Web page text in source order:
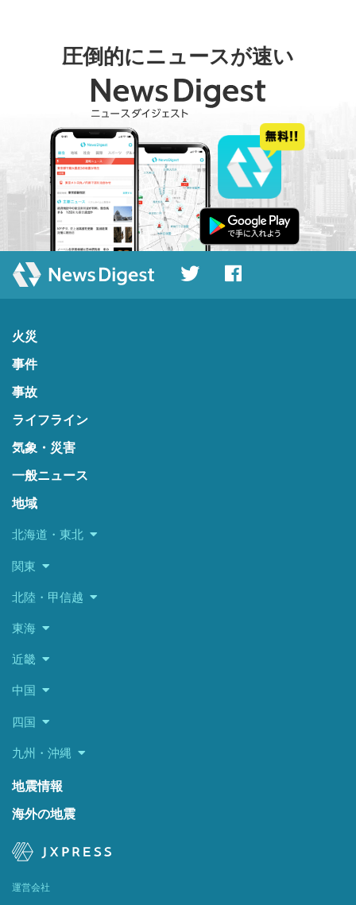
圧倒的にニュースが速い
火災
事件
事故
ライフライン
気象・災害
一般ニュース
地域
北海道・東北
関東
北陸・甲信越
東海
近畿
中国
四国
九州・沖縄
地震情報
海外の地震
運営会社